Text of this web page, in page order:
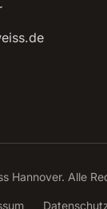
Hannover. Alle